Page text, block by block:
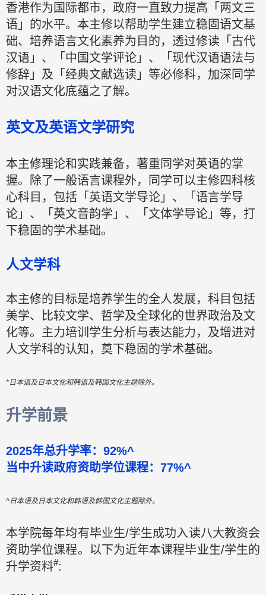
香港作为国际都市，政府一直致力提高「两文三
语」的水平。本主修以帮助学生建立稳固语文基
础、培养语言文化素养为目的，透过修读「古代
汉语」、「中国文学评论」、「现代汉语语法与
修辞」及「经典文献选读」等必修科，加深同学
对汉语文化底蕴之了解。
英文及英语文学研究
本主修理论和实践兼备，著重同学对英语的掌
握。除了一般语言课程外，同学可以主修四科核
心科目，包括「英语文学导论」、「语言学导
论」、「英文音韵学」、「文体学导论」等，打
下稳固的学术基础。
人文学科
本主修的目标是培养学生的全人发展，科目包括
美学、比较文学、哲学及全球化的世界政治及文
化等。主力培训学生分析与表达能力，及增进对
人文学科的认知，奠下稳固的学术基础。
*日本语及日本文化和韩语及韩国文化主题除外。
升学前景
2025年总升学率：92%^
当中升读政府资助学位课程：77%^
^日本语及日本文化和韩语及韩国文化主题除外。
本学院每年均有毕业生/学生成功入读八大教资会
资助学位课程。以下为近年本课程毕业生/学生的
升学资料#: